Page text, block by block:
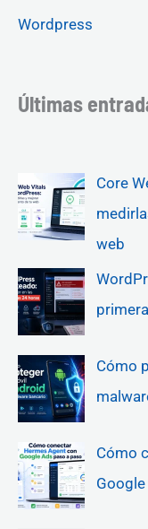
Wordpress
Últimas
Core
web
Cómo
Cómo